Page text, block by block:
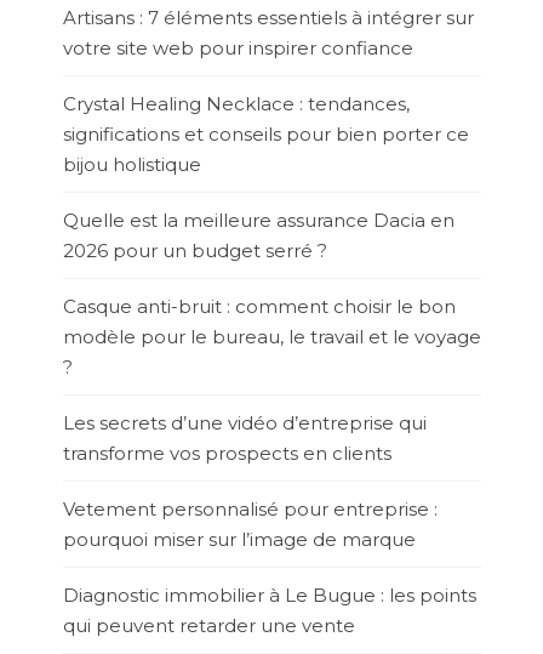
Artisans : 7 éléments essentiels à intégrer sur
votre site web pour inspirer confiance
Crystal Healing Necklace : tendances,
significations et conseils pour bien porter ce
bijou holistique
Quelle est la meilleure assurance Dacia en
2026 pour un budget serré ?
Casque anti-bruit : comment choisir le bon
modèle pour le bureau, le travail et le voyage
?
Les secrets d’une vidéo d’entreprise qui
transforme vos prospects en clients
Vetement personnalisé pour entreprise :
pourquoi miser sur l’image de marque
Diagnostic immobilier à Le Bugue : les points
qui peuvent retarder une vente